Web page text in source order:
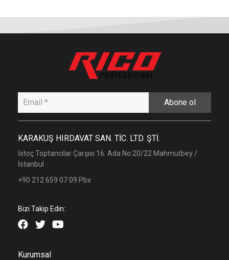
Abone ol
KARAKUŞ HIRDAVAT SAN. TİC. LTD. ŞTİ.
İstoç Toptancılar Çarşısı 16. Ada No:20/22 Mahmutbey /
İstanbul
+90 212 659 07 09 Pbx
Bizi Takip Edin:
Kurumsal